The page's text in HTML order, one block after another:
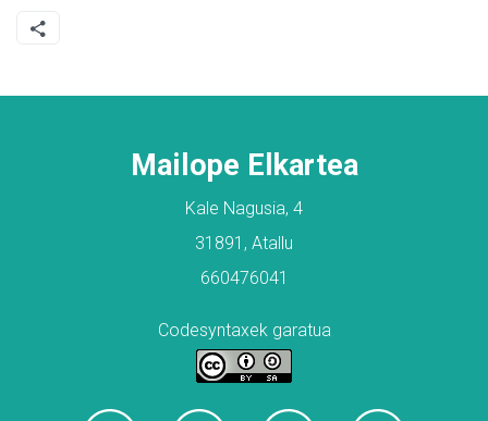
Mailope Elkartea
Kale Nagusia, 4
31891, Atallu
660476041
Codesyntaxek garatua